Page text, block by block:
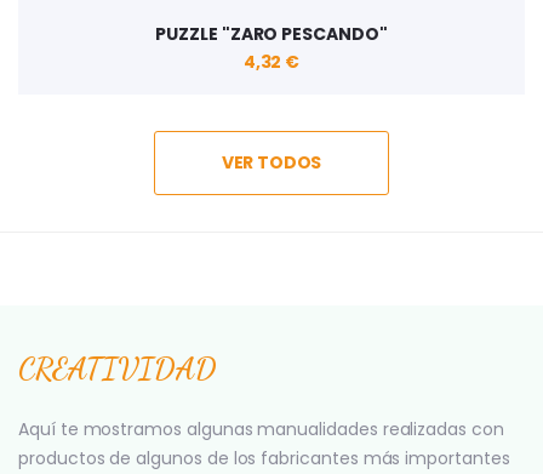
PUZZLE "ZARO PESCANDO"
4,32 €
VER TODOS
CREATIVIDAD
Aquí te mostramos algunas manualidades realizadas con
productos de algunos de los fabricantes más importantes